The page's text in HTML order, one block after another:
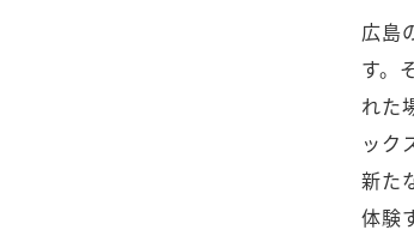
広島
す。
れた
ック
新た
体験